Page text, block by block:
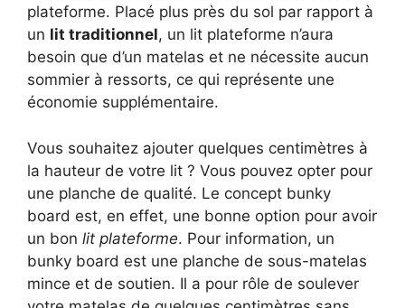
plateforme. Placé plus près du sol par rapport à
un lit traditionnel, un lit plateforme n’aura
besoin que d’un matelas et ne nécessite aucun
sommier à ressorts, ce qui représente une
économie supplémentaire.
Vous souhaitez ajouter quelques centimètres à
la hauteur de votre lit ? Vous pouvez opter pour
une planche de qualité. Le concept bunky
board est, en effet, une bonne option pour avoir
un bon lit plateforme. Pour information, un
bunky board est une planche de sous-matelas
mince et de soutien. Il a pour rôle de soulever